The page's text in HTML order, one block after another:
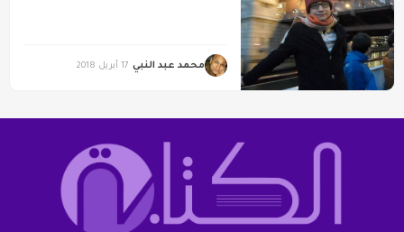
محمد عبد النبي 17 أبريل 2018